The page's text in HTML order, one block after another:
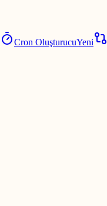
Cron OluşturucuYeni